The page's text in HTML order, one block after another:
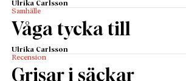
Ulrika Carlsson
Samhälle
Våga tycka till
Ulrika Carlsson
Recension
Grisar i säckar